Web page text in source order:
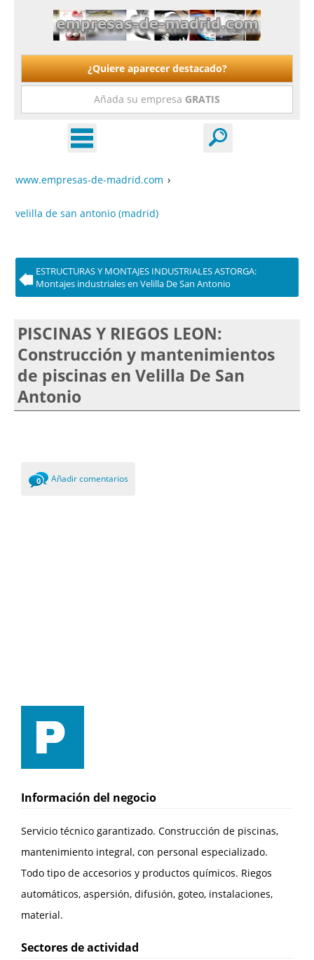
¿Quiere aparecer destacado?
Añada su empresa GRATIS
www.empresas-de-madrid.com ›
velilla de san antonio (madrid)
ESTRUCTURAS Y MONTAJES INDUSTRIALES ASTORGA:
Montajes industriales en Velilla De San Antonio
PISCINAS Y RIEGOS LEON:
Construcción y mantenimientos
de piscinas en Velilla De San
Antonio
0 Añadir comentarios
Información del negocio
Servicio técnico garantizado. Construcción de piscinas,
mantenimiento integral, con personal especializado.
Todo tipo de accesorios y productos químicos. Riegos
automáticos, aspersión, difusión, goteo, instalaciones,
material.
Sectores de actividad